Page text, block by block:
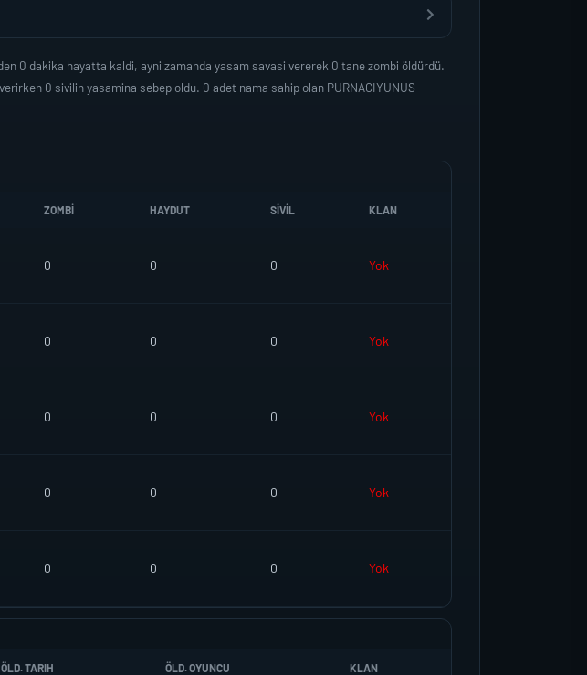
0 dakika hayatta kaldi, ayni zamanda yasam savasi vererek 0 tane zombi öldürdü.
0 sivilin yasamina sebep oldu. 0 adet nama sahip olan PURNACIYUNUS
ZOMBI HAYDUT SIVIL KLAN
0 0 0 Yok
0 0 0 Yok
0 0 0 Yok
0 0 0 Yok
0 0 0 Yok
ÖLD. TARIH ÖLD. OYUNCU KLAN